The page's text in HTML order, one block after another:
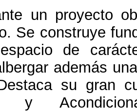
un proyecto
. Se construye
de
además
su gran
y